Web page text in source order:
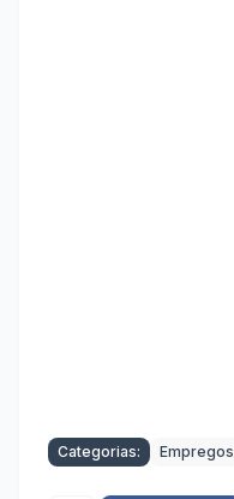
Categorias: Empregos